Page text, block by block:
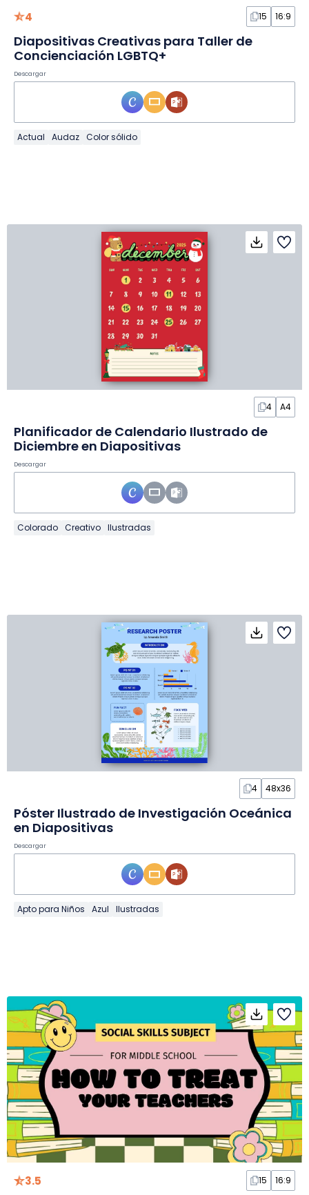
4 15 16:9
Diapositivas Creativas para Taller de
Concienciación LGBTQ+
Descargar
Actual Audaz Color sólido
4 A4
Planificador de Calendario Ilustrado de
Diciembre en Diapositivas
Descargar
Colorado Creativo Ilustradas
4 48x36
Póster Ilustrado de Investigación Oceánica
en Diapositivas
Descargar
Apto para Niños Azul Ilustradas
3.5 15 16:9